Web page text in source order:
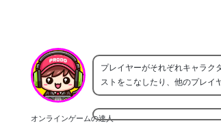
オンラインゲームの達人
プレイヤーがそれぞれキャラク
ストをこなしたり、他のプレイ